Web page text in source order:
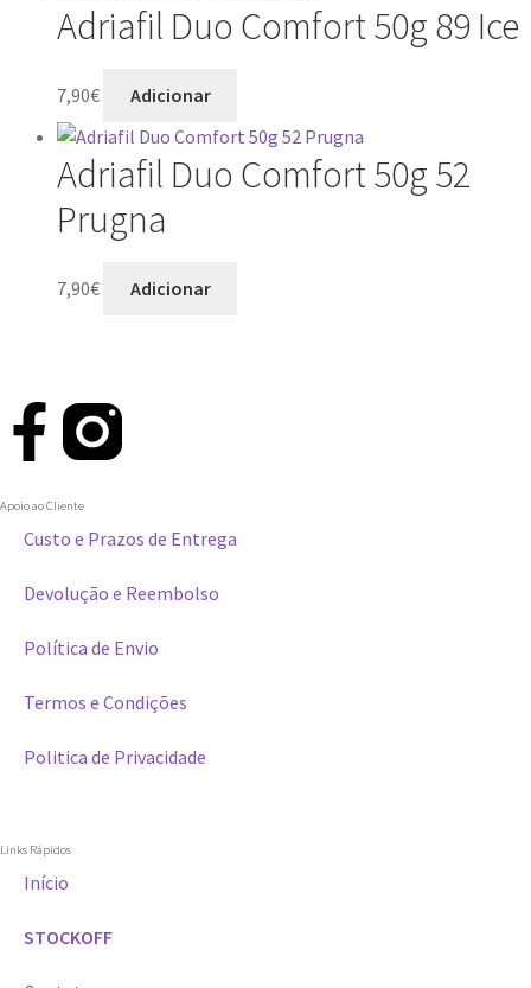
Adriafil Duo Comfort 50g 89 Ice
7,90€ Adicionar
Adriafil Duo Comfort 50g 52
Prugna
7,90€ Adicionar
Apoio ao Cliente
Custo e Prazos de Entrega
Devolução e Reembolso
Política de Envio
Termos e Condições
Politica de Privacidade
Links Rápidos
Início
STOCKOFF